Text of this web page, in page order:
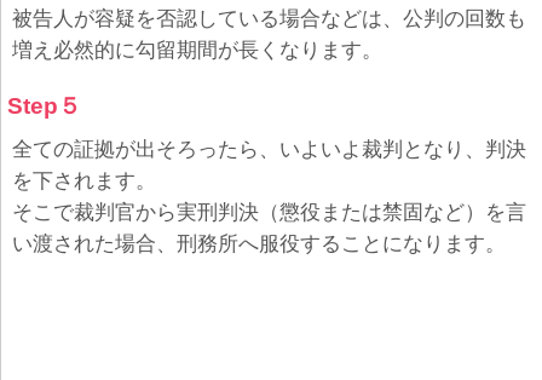
被告人が容疑を否認している場合などは、公判の回数も
増え必然的に勾留期間が長くなります。
Step５
全ての証拠が出そろったら、いよいよ裁判となり、判決
を下されます。
そこで裁判官から実刑判決（懲役または禁固など）を言
い渡された場合、刑務所へ服役することになります。